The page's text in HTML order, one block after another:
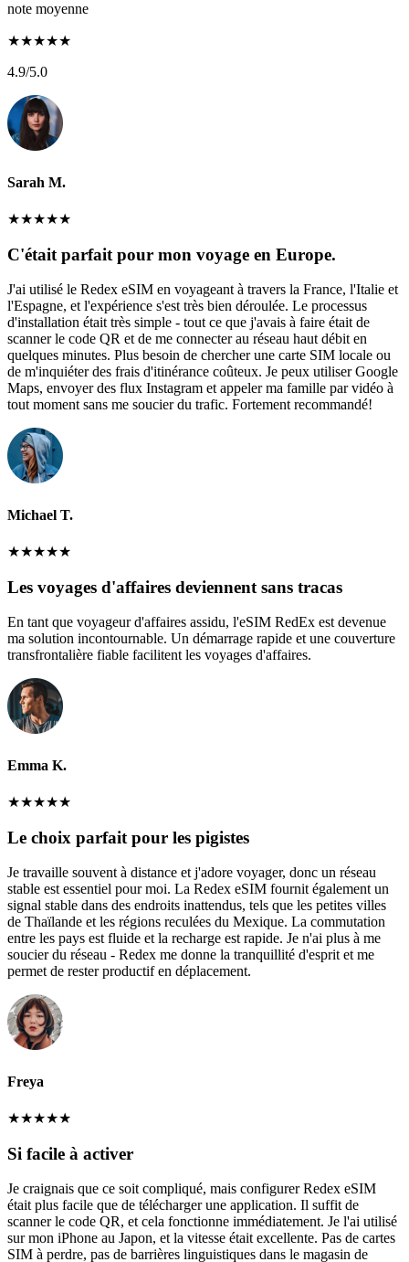
note moyenne
★★★★★
4.9/5.0
Sarah M.
★★★★★
C'était parfait pour mon voyage en Europe.
J'ai utilisé le Redex eSIM en voyageant à travers la France, l'Italie et
l'Espagne, et l'expérience s'est très bien déroulée. Le processus
d'installation était très simple - tout ce que j'avais à faire était de
scanner le code QR et de me connecter au réseau haut débit en
quelques minutes. Plus besoin de chercher une carte SIM locale ou
de m'inquiéter des frais d'itinérance coûteux. Je peux utiliser Google
Maps, envoyer des flux Instagram et appeler ma famille par vidéo à
tout moment sans me soucier du trafic. Fortement recommandé!
Michael T.
★★★★★
Les voyages d'affaires deviennent sans tracas
En tant que voyageur d'affaires assidu, l'eSIM RedEx est devenue
ma solution incontournable. Un démarrage rapide et une couverture
transfrontalière fiable facilitent les voyages d'affaires.
Emma K.
★★★★★
Le choix parfait pour les pigistes
Je travaille souvent à distance et j'adore voyager, donc un réseau
stable est essentiel pour moi. La Redex eSIM fournit également un
signal stable dans des endroits inattendus, tels que les petites villes
de Thaïlande et les régions reculées du Mexique. La commutation
entre les pays est fluide et la recharge est rapide. Je n'ai plus à me
soucier du réseau - Redex me donne la tranquillité d'esprit et me
permet de rester productif en déplacement.
Freya
★★★★★
Si facile à activer
Je craignais que ce soit compliqué, mais configurer Redex eSIM
était plus facile que de télécharger une application. Il suffit de
scanner le code QR, et cela fonctionne immédiatement. Je l'ai utilisé
sur mon iPhone au Japon, et la vitesse était excellente. Pas de cartes
SIM à perdre, pas de barrières linguistiques dans le magasin de